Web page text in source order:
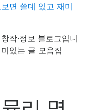
면 쓸데 있고 재미
작·정보 블로그입니
있는 글 모음집